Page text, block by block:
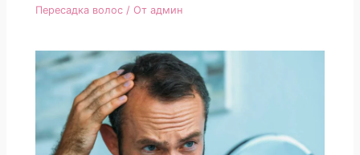
Пересадка волос / Отадмин